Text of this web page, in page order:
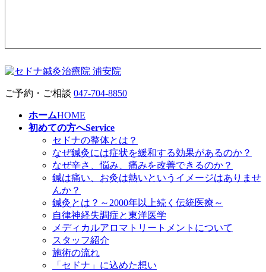
ご予約・ご相談 047-704-8850
ホームHOME
初めての方へService
セドナの整体とは？
なぜ鍼灸には症状を緩和する効果があるのか？
なぜ辛さ、悩み、痛みを改善できるのか？
鍼は痛い、お灸は熱いというイメージはありませ
んか？
鍼灸とは？～2000年以上続く伝統医療～
自律神経失調症と東洋医学
メディカルアロマトリートメントについて
スタッフ紹介
施術の流れ
「セドナ」に込めた想い